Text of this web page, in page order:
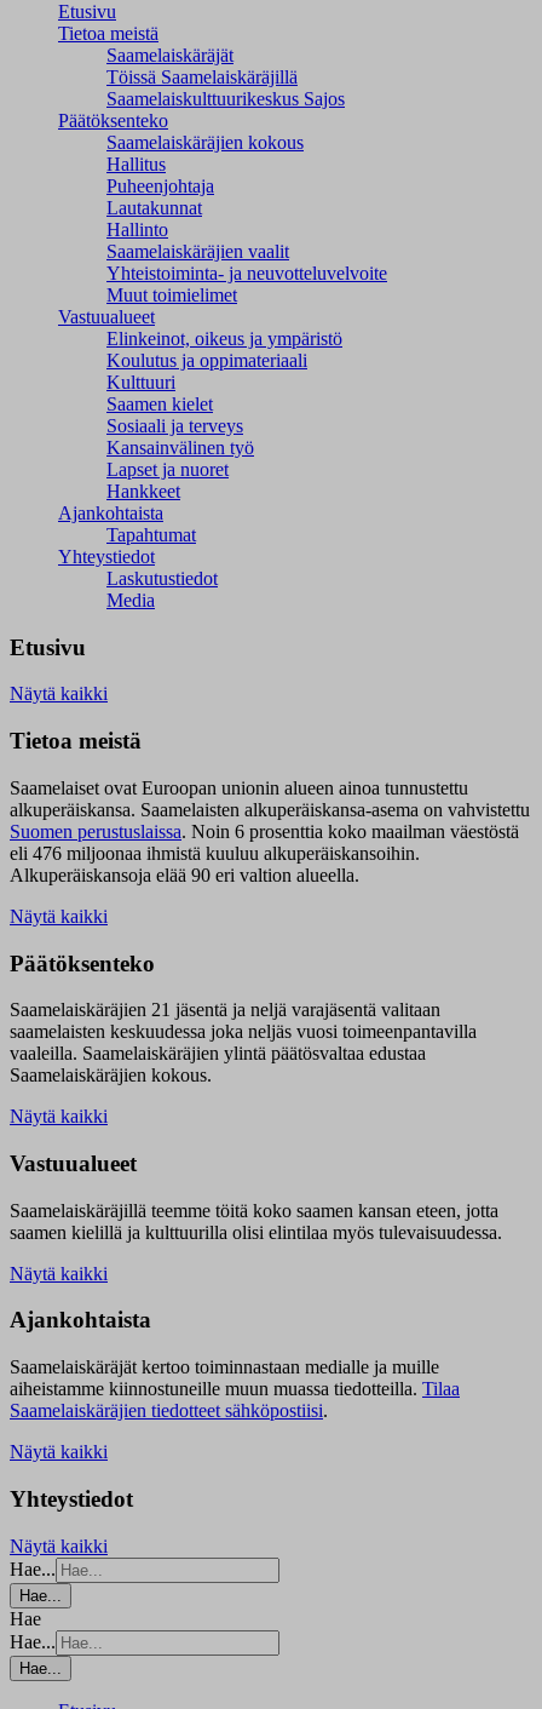
Etusivu
Tietoa meistä
Saamelaiskäräjät
Töissä Saamelaiskäräjillä
Saamelaiskulttuuri­keskus Sajos
Päätöksenteko
Saamelaiskäräjien kokous
Hallitus
Puheenjohtaja
Lautakunnat
Hallinto
Saamelaiskäräjien vaalit
Yhteistoiminta- ja neuvotteluvelvoite
Muut toimielimet
Vastuualueet
Elinkeinot, oikeus ja ympäristö
Koulutus ja oppimateriaali
Kulttuuri
Saamen kielet
Sosiaali ja terveys
Kansainvälinen työ
Lapset ja nuoret
Hankkeet
Ajankohtaista
Tapahtumat
Yhteystiedot
Laskutustiedot
Media
Etusivu
Näytä kaikki
Tietoa meistä
Saamelaiset ovat Euroopan unionin alueen ainoa tunnustettu
alkuperäiskansa. Saamelaisten alkuperäiskansa-asema on vahvistettu
Suomen perustuslaissa. Noin 6 prosenttia koko maailman väestöstä
eli 476 miljoonaa ihmistä kuuluu alkuperäiskansoihin.
Alkuperäiskansoja elää 90 eri valtion alueella.
Näytä kaikki
Päätöksenteko
Saamelaiskäräjien 21 jäsentä ja neljä varajäsentä valitaan
saamelaisten keskuudessa joka neljäs vuosi toimeenpantavilla
vaaleilla. Saamelaiskäräjien ylintä päätösvaltaa edustaa
Saamelaiskäräjien kokous.
Näytä kaikki
Vastuualueet
Saamelaiskäräjillä teemme töitä koko saamen kansan eteen, jotta
saamen kielillä ja kulttuurilla olisi elintilaa myös tulevaisuudessa.
Näytä kaikki
Ajankohtaista
Saamelaiskäräjät kertoo toiminnastaan medialle ja muille
aiheistamme kiinnostuneille muun muassa tiedotteilla. Tilaa
Saamelaiskäräjien tiedotteet sähköpostiisi.
Näytä kaikki
Yhteystiedot
Näytä kaikki
Hae...
Hae...
Hae
Hae...
Hae...